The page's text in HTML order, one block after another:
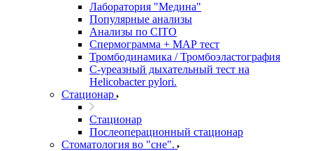
Лаборатория "Медина"
Популярные анализы
Анализы по CITO
Спермограмма + МАР тест
Тромбодинамика / Тромбоэластография
С-уреазный дыхательный тест на
Helicobacter pylori.
Стационар
Стационар
Послеоперационный стационар
Стоматология во "сне".